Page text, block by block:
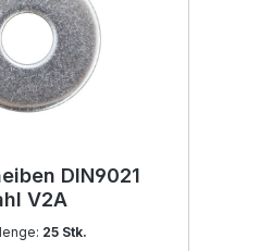
DIN9021
V2A
25 Stk.